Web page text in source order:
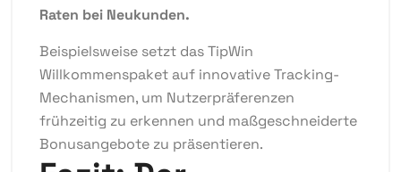
Raten bei Neukunden.
Beispielsweise setzt das TipWin
Willkommenspaket auf innovative Tracking-
Mechanismen, um Nutzerpräferenzen
frühzeitig zu erkennen und maßgeschneiderte
Bonusangebote zu präsentieren.